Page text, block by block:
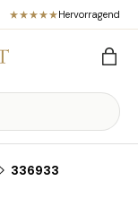
Hervorragend
336933